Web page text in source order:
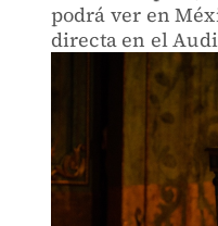
podrá ver en
directa en el